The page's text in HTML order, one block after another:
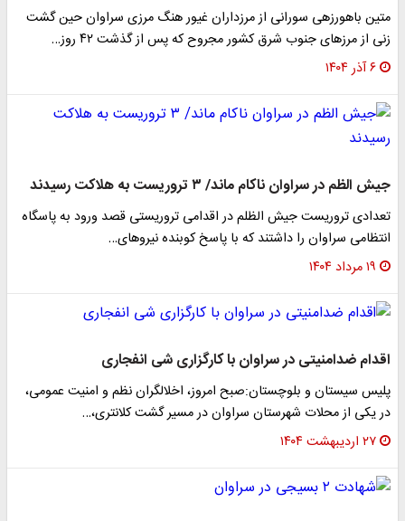
متین باهورزهی سورانی از مرزداران غیور هنگ مرزی سراوان حین گشت
زنی از مرزهای جنوب شرق کشور مجروح که پس از گذشت ۴۲ روز…
۶ آذر ۱۴۰۴
جیش الظم در سراوان ناکام ماند/ ۳ تروریست به هلاکت رسیدند
تعدادی تروریست جیش الظلم در اقدامی تروریستی قصد ورود به پاسگاه
انتظامی سراوان را داشتند که با پاسخ کوبنده نیروهای…
۱۹ مرداد ۱۴۰۴
اقدام ضدامنیتی در ‌سراوان‌ با کارگزاری شی انفجاری
پلیس ‌سیستان و بلوچستان:صبح امروز، اخلالگران نظم و امنیت عمومی،
در یکی از محلات شهرستان سراوان در مسیر گشت کلانتری،…
۲۷ اردیبهشت ۱۴۰۴